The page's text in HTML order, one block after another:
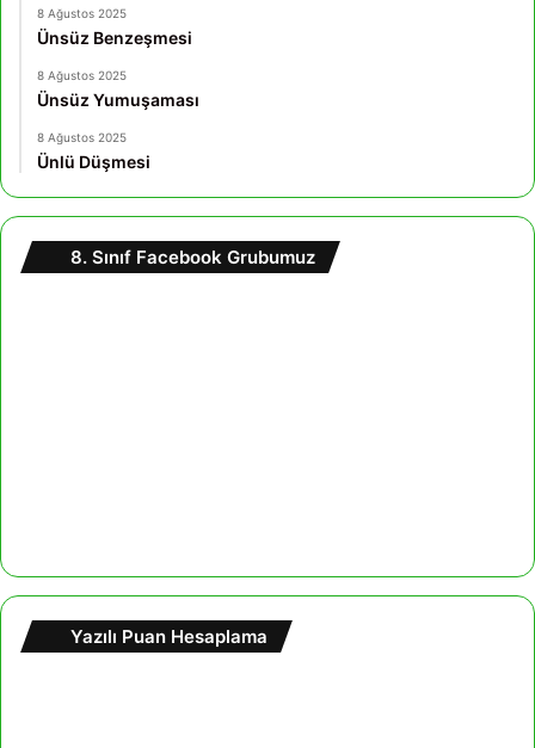
8 Ağustos 2025
Ünsüz Benzeşmesi
8 Ağustos 2025
Ünsüz Yumuşaması
8 Ağustos 2025
Ünlü Düşmesi
8. Sınıf Facebook Grubumuz
Yazılı Puan Hesaplama